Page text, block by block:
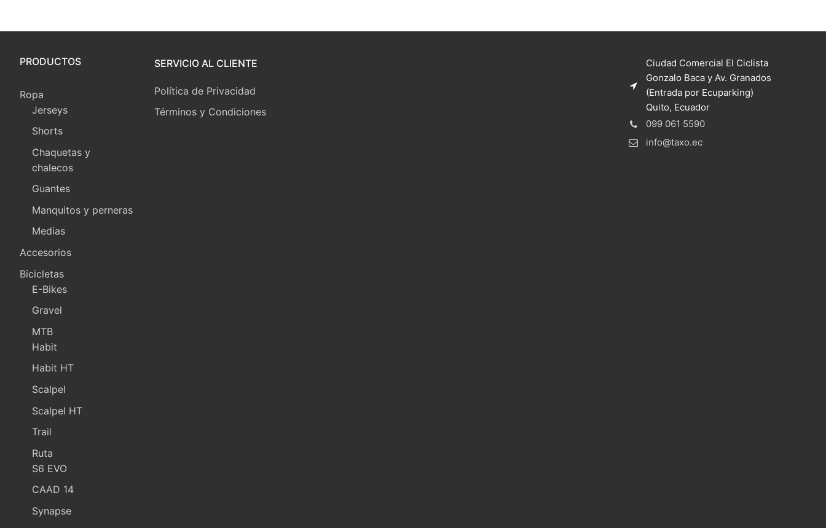
PRODUCTOS
Ropa
Jerseys
Shorts
Chaquetas y
chalecos
Guantes
Manquitos y perneras
Medias
Accesorios
Bicicletas
E-Bikes
Gravel
MTB
Habit
Habit HT
Scalpel
Scalpel HT
Trail
Ruta
S6 EVO
CAAD 14
Synapse
SERVICIO AL CLIENTE
Política de Privacidad
Términos y Condiciones
Ciudad Comercial El Ciclista
Gonzalo Baca y Av. Granados
(Entrada por Ecuparking)
Quito, Ecuador
099 061 5590
info@taxo.ec